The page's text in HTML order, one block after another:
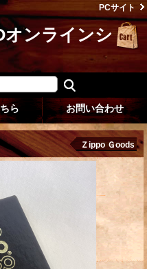
PCサイト
オンラインシ
ら お問い合わせ
Ｚippo Ｇoods